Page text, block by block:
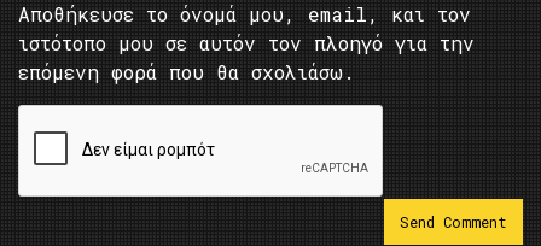
Αποθήκευσε το όνομά μου, email, και τον
ιστότοπο μου σε αυτόν τον πλοηγό για την
επόμενη φορά που θα σχολιάσω.